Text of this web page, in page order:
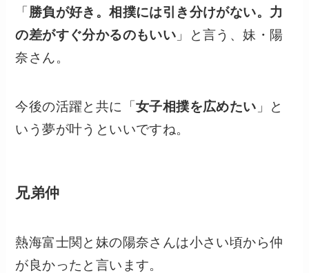
「 勝負が好き。相撲には引き分けがない。力
の差がすぐ分かるのもいい 」と言う、妹・陽
奈さん。
今後の活躍と共に「女子相撲を広めたい 」と
いう夢が叶うといいですね。
兄弟仲
熱海富士関と妹の陽奈さんは小さい頃から仲
が良かったと言います。